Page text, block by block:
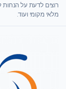
רוצים לדעת על הנחות
מלאי מקומי ועוד.